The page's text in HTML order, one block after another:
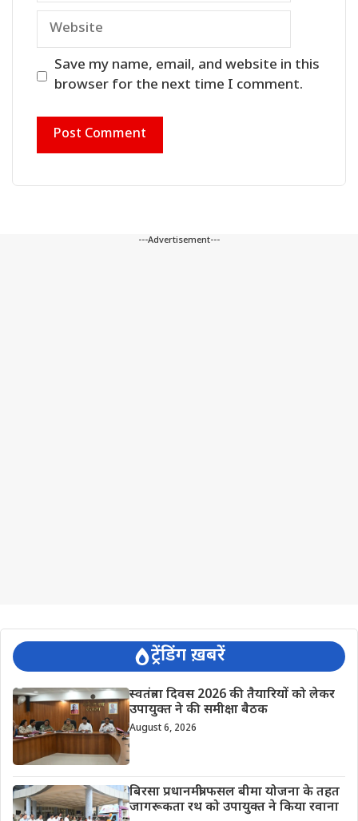
Website
Save my name, email, and website in this
browser for the next time I comment.
---Advertisement---
ट्रेंडिंग ख़बरें
स्वतंत्रता दिवस 2026 की तैयारियों को लेकर
उपायुक्त ने की समीक्षा बैठक
August 6, 2026
बिरसा प्रधानमंत्री फसल बीमा योजना के तहत
जागरूकता रथ को उपायुक्त ने किया रवाना